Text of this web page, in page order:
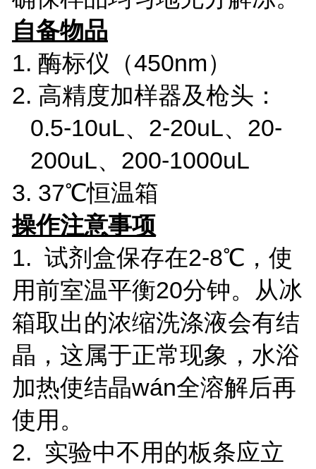
自备物品
1. 酶标仪（450nm）
2. 高精度加样器及枪头：
0.5-10uL、2-20uL、20-
200uL、200-1000uL
3. 37℃恒温箱
操作注意事项
1. 试剂盒保存在2-8℃，使
用前室温平衡20分钟。从冰
箱取出的浓缩洗涤液会有结
晶，这属于正常现象，水浴
加热使结晶wán全溶解后再
使用。
2. 实验中不用的板条应立